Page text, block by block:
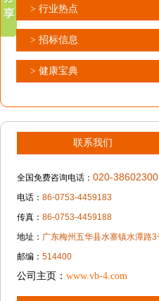
> 行业热点
> 招标信息
> 健康宝典
联系我们
全国免费咨询电话： 020-38602300
电话： 86-0753-4459183
传真： 86-0753-4459188
地址： 广东梅州五华县水寨镇水潭路3
邮编： 514400
公司主页： www.vb-4.com